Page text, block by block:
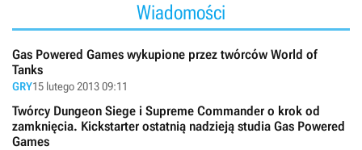
Wiadomości
Gas Powered Games wykupione przez twórców World of
Tanks
GRY15 lutego 2013 09:11
Twórcy Dungeon Siege i Supreme Commander o krok od
zamknięcia. Kickstarter ostatnią nadzieją studia Gas Powered
Games